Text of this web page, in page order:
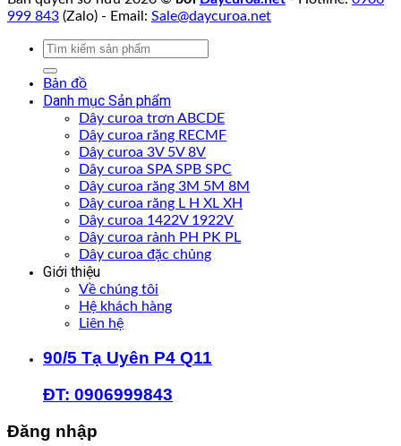
999 843 (Zalo) - Email: Sale@daycuroa.net
Tìm
Bản đồ
Danh mục Sản phẩm
Dây curoa trơn ABCDE
Dây curoa răng RECMF
Dây curoa 3V 5V 8V
Dây curoa SPA SPB SPC
Dây curoa răng 3M 5M 8M
Dây curoa răng L H XL XH
Dây curoa 1422V 1922V
Dây curoa rảnh PH PK PL
Dây curoa đặc chủng
Giới thiệu
Về chúng tôi
Hệ khách hàng
Liên hệ
90/5 Tạ Uyên P4 Q11
ĐT: 0906999843
Đăng nhập